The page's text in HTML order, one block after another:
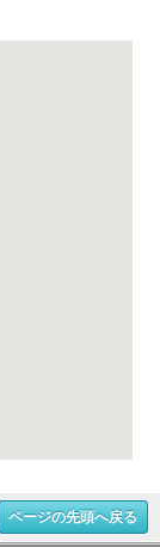
ページの先頭へ戻る